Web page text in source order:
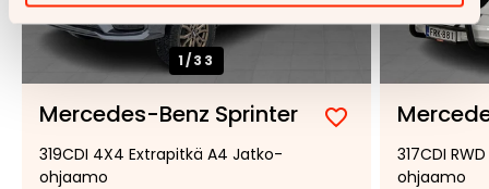
1/33
Mercedes-Benz Sprinter
Lisää
suosikiksi
Poista
suosikeista
319CDI 4X4 Extrapitkä A4 Jatko-
ohjaamo
317CDI
ohjaamo